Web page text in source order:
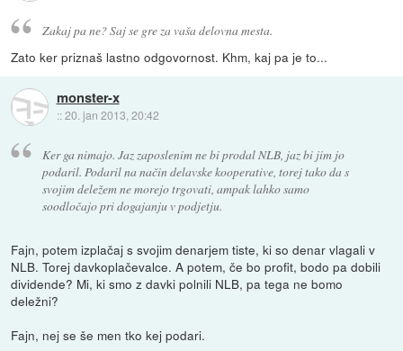
Zakaj pa ne? Saj se gre za vaša delovna mesta.
Zato ker priznaš lastno odgovornost. Khm, kaj pa je to...
monster-x
::20. jan 2013, 20:42
Ker ga nimajo. Jaz zaposlenim ne bi prodal NLB, jaz bi jim jo
podaril. Podaril na način delavske kooperative, torej tako da s
svojim deležem ne morejo trgovati, ampak lahko samo
soodločajo pri dogajanju v podjetju.
Fajn, potem izplačaj s svojim denarjem tiste, ki so denar vlagali v
NLB. Torej davkoplačevalce. A potem, če bo profit, bodo pa dobili
dividende? Mi, ki smo z davki polnili NLB, pa tega ne bomo
deležni?
Fajn, nej se še men tko kej podari.